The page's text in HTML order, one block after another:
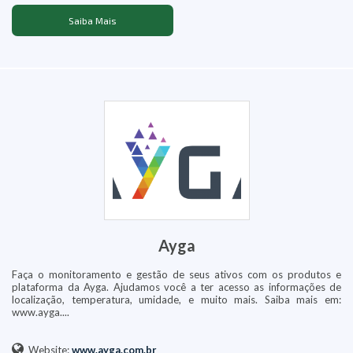
Saiba Mais
Ayga
Faça o monitoramento e gestão de seus ativos com os produtos e
plataforma da Ayga. Ajudamos você a ter acesso as informações de
localização, temperatura, umidade, e muito mais. Saiba mais em:
www.ayga....
Website:www.ayga.com.br